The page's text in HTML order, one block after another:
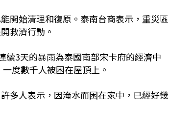
開始清理和復原。泰南台商表示，重災區
救濟行動。
3天的暴雨為泰國南部宋卡府的經濟中
度數千人被困在屋頂上。
多人表示，因淹水而困在家中，已經好幾